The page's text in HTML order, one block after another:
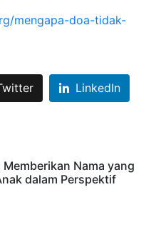
mengapa-doa-tidak-
LinkedIn
Nama yang
dalam Perspektif